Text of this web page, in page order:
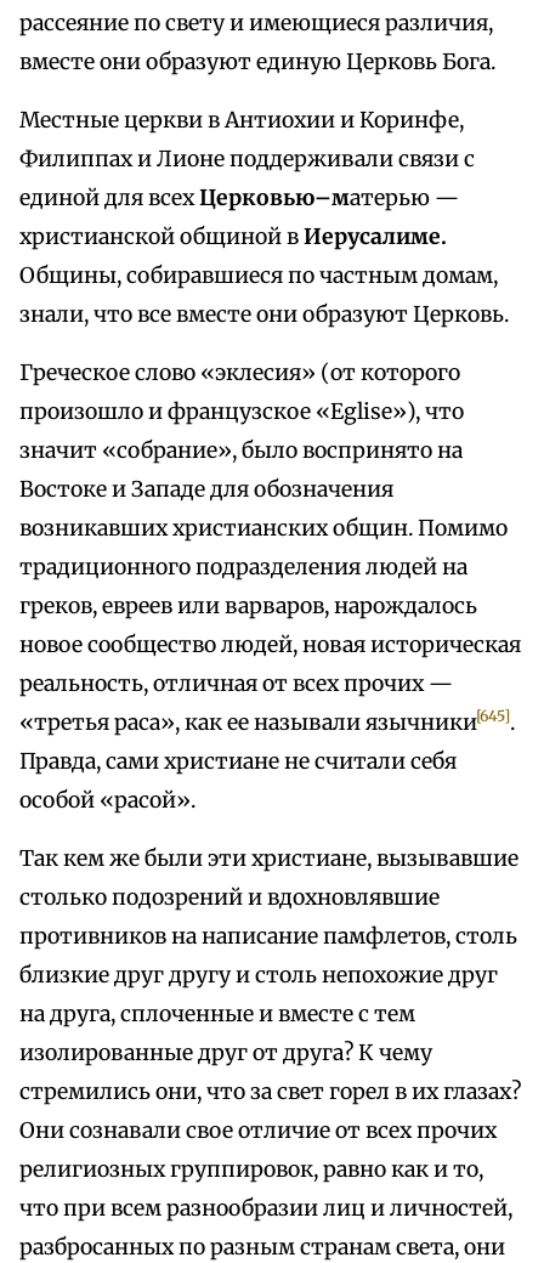
рассеяние по свету и имеющиеся различия,
вместе они образуют единую Церковь Бога.
Местные церкви в Антиохии и Коринфе,
Филиппах и Лионе поддерживали связи с
единой для всехЦерковью–матерью —
христианской общиной вИерусалиме.
Общины, собиравшиеся по частным домам,
знали, что все вместе они образуют Церковь.
Греческое слово «эклесия» (от которого
произошло и французское «Eglise»), что
значит «собрание», было воспринято на
Востоке и Западе для обозначения
возникавших христианских общин. Помимо
традиционного подразделения людей на
греков, евреев или варваров, нарождалось
новое сообщество людей, новая историческая
реальность, отличная от всех прочих —
«третья раса», как ее называли язычники[645].
Правда, сами христиане не считали себя
особой «расой».
Так кем же были эти христиане, вызывавшие
столько подозрений и вдохновлявшие
противников на написание памфлетов, столь
близкие друг другу и столь непохожие друг
на друга, сплоченные и вместе с тем
изолированные друг от друга? К чему
стремились они, что за свет горел в их глазах?
Они сознавали свое отличие от всех прочих
религиозных группировок, равно как и то,
что при всем разнообразии лиц и личностей,
разбросанных по разным странам света, они